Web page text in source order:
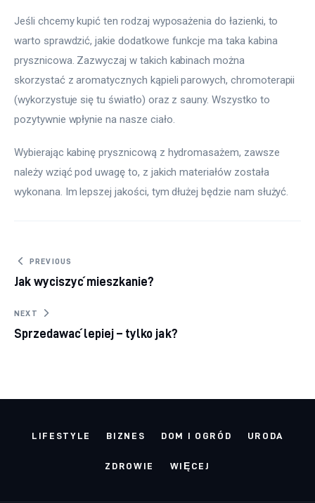
Jeśli chcemy kupić ten rodzaj wyposażenia do łazienki, to
warto sprawdzić, jakie dodatkowe funkcje ma taka kabina
prysznicowa. Zazwyczaj w takich kabinach można
skorzystać z aromatycznych kąpieli parowych, chromoterapii
(wykorzystuje się tu światło) oraz z sauny. Wszystko to
pozytywnie wpłynie na nasze ciało.
Wybierając kabinę prysznicową z hydromasażem, zawsze
należy wziąć pod uwagę to, z jakich materiałów została
wykonana. Im lepszej jakości, tym dłużej będzie nam służyć.
Nawigacja wpisu
PREVIOUS
Jak wyciszyć mieszkanie?
NEXT
Sprzedawać lepiej – tylko jak?
LIFESTYLE BIZNES DOM I OGRÓD URODA
ZDROWIE WIĘCEJ